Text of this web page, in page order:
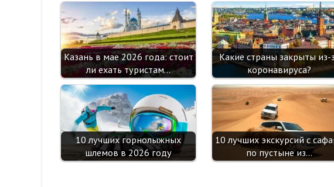
Казань в мае 2026 года: стоит
ли ехать туристам…
Какие страны закрыты из-
коронавируса?
10 лучших горнолыжных
шлемов в 2026 году
10 лучших экскурсий с
по пустыне из…